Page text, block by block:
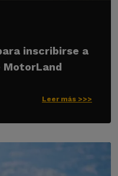
inscribirse a
MotorLand
Leer más >>>